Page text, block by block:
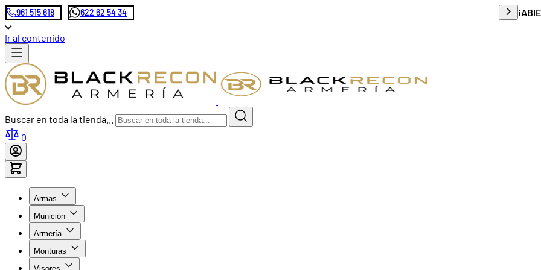
Envío
961 515 618 622 62 54 34
Ir al contenido
Buscar en toda la tienda...
0
Armas
Munición
Armería
Monturas